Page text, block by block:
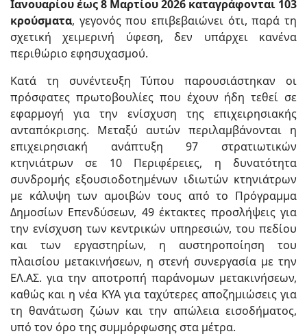
Ιανουαρίου έως 8 Μαρτίου 2026 καταγράφονται 103
κρούσματα, γεγονός που επιβεβαιώνει ότι, παρά τη
σχετική χειμερινή ύφεση, δεν υπάρχει κανένα
περιθώριο εφησυχασμού.
Κατά τη συνέντευξη Τύπου παρουσιάστηκαν οι
πρόσφατες πρωτοβουλίες που έχουν ήδη τεθεί σε
εφαρμογή για την ενίσχυση της επιχειρησιακής
ανταπόκρισης. Μεταξύ αυτών περιλαμβάνονται η
επιχειρησιακή ανάπτυξη 97 στρατιωτικών
κτηνιάτρων σε 10 Περιφέρειες, η δυνατότητα
συνδρομής εξουσιοδοτημένων ιδιωτών κτηνιάτρων
με κάλυψη των αμοιβών τους από το Πρόγραμμα
Δημοσίων Επενδύσεων, 49 έκτακτες προσλήψεις για
την ενίσχυση των κεντρικών υπηρεσιών, του πεδίου
και των εργαστηρίων, η αυστηροποίηση του
πλαισίου μετακινήσεων, η στενή συνεργασία με την
ΕΛ.ΑΣ. για την αποτροπή παράνομων μετακινήσεων,
καθώς και η νέα ΚΥΑ για ταχύτερες αποζημιώσεις για
τη θανάτωση ζώων και την απώλεια εισοδήματος,
υπό τον όρο της συμμόρφωσης στα μέτρα.